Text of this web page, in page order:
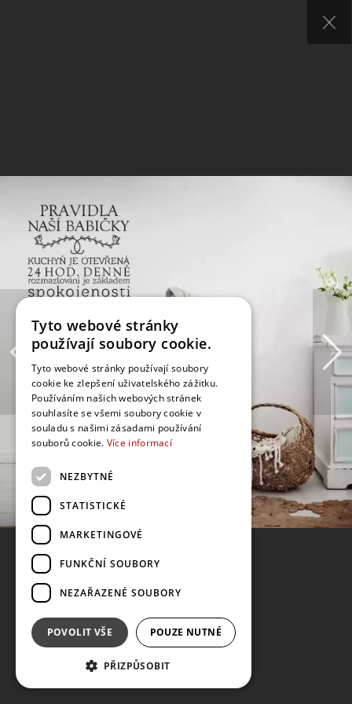
Tyto webové stránky
používají soubory cookie.
Tyto webové stránky používají soubory
cookie ke zlepšení uživatelského zážitku.
Používáním našich webových stránek
souhlasíte se všemi soubory cookie v
souladu s našimi zásadami používání
souborů cookie. Více informací
NEZBYTNÉ
STATISTICKÉ
MARKETINGOVÉ
FUNKČNÍ SOUBORY
NEZAŘAZENÉ SOUBORY
POVOLIT VŠE POUZE NUTNÉ
PŘIZPŮSOBIT